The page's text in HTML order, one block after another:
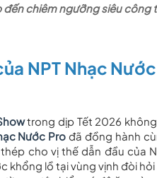
chiêm ngưỡng siêu công
NPT Nhạc
trong dịp Tết 2026
Nước Pro đã đồng hành
cho vị thế dẫn đầu của
lồ tại vùng vịnh đòi